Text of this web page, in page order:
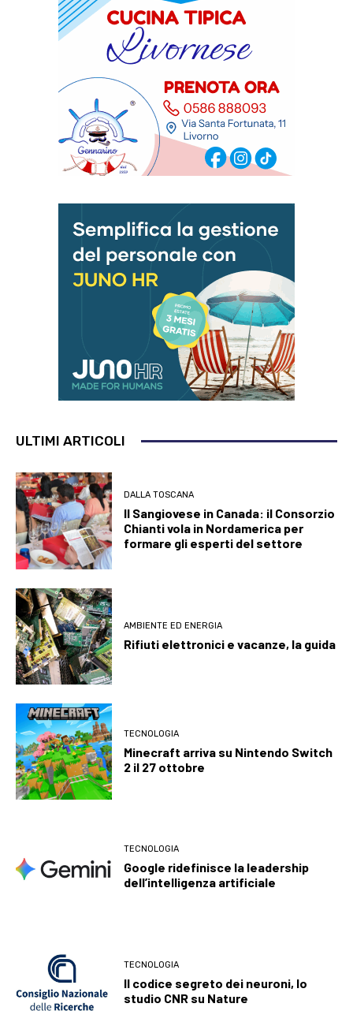
ULTIMI ARTICOLI
DALLA TOSCANA
Il Sangiovese in Canada: il Consorzio
Chianti vola in Nordamerica per
formare gli esperti del settore
AMBIENTE ED ENERGIA
Rifiuti elettronici e vacanze, la guida
TECNOLOGIA
Minecraft arriva su Nintendo Switch
2 il 27 ottobre
TECNOLOGIA
Google ridefinisce la leadership
dell’intelligenza artificiale
TECNOLOGIA
Il codice segreto dei neuroni, lo
studio CNR su Nature